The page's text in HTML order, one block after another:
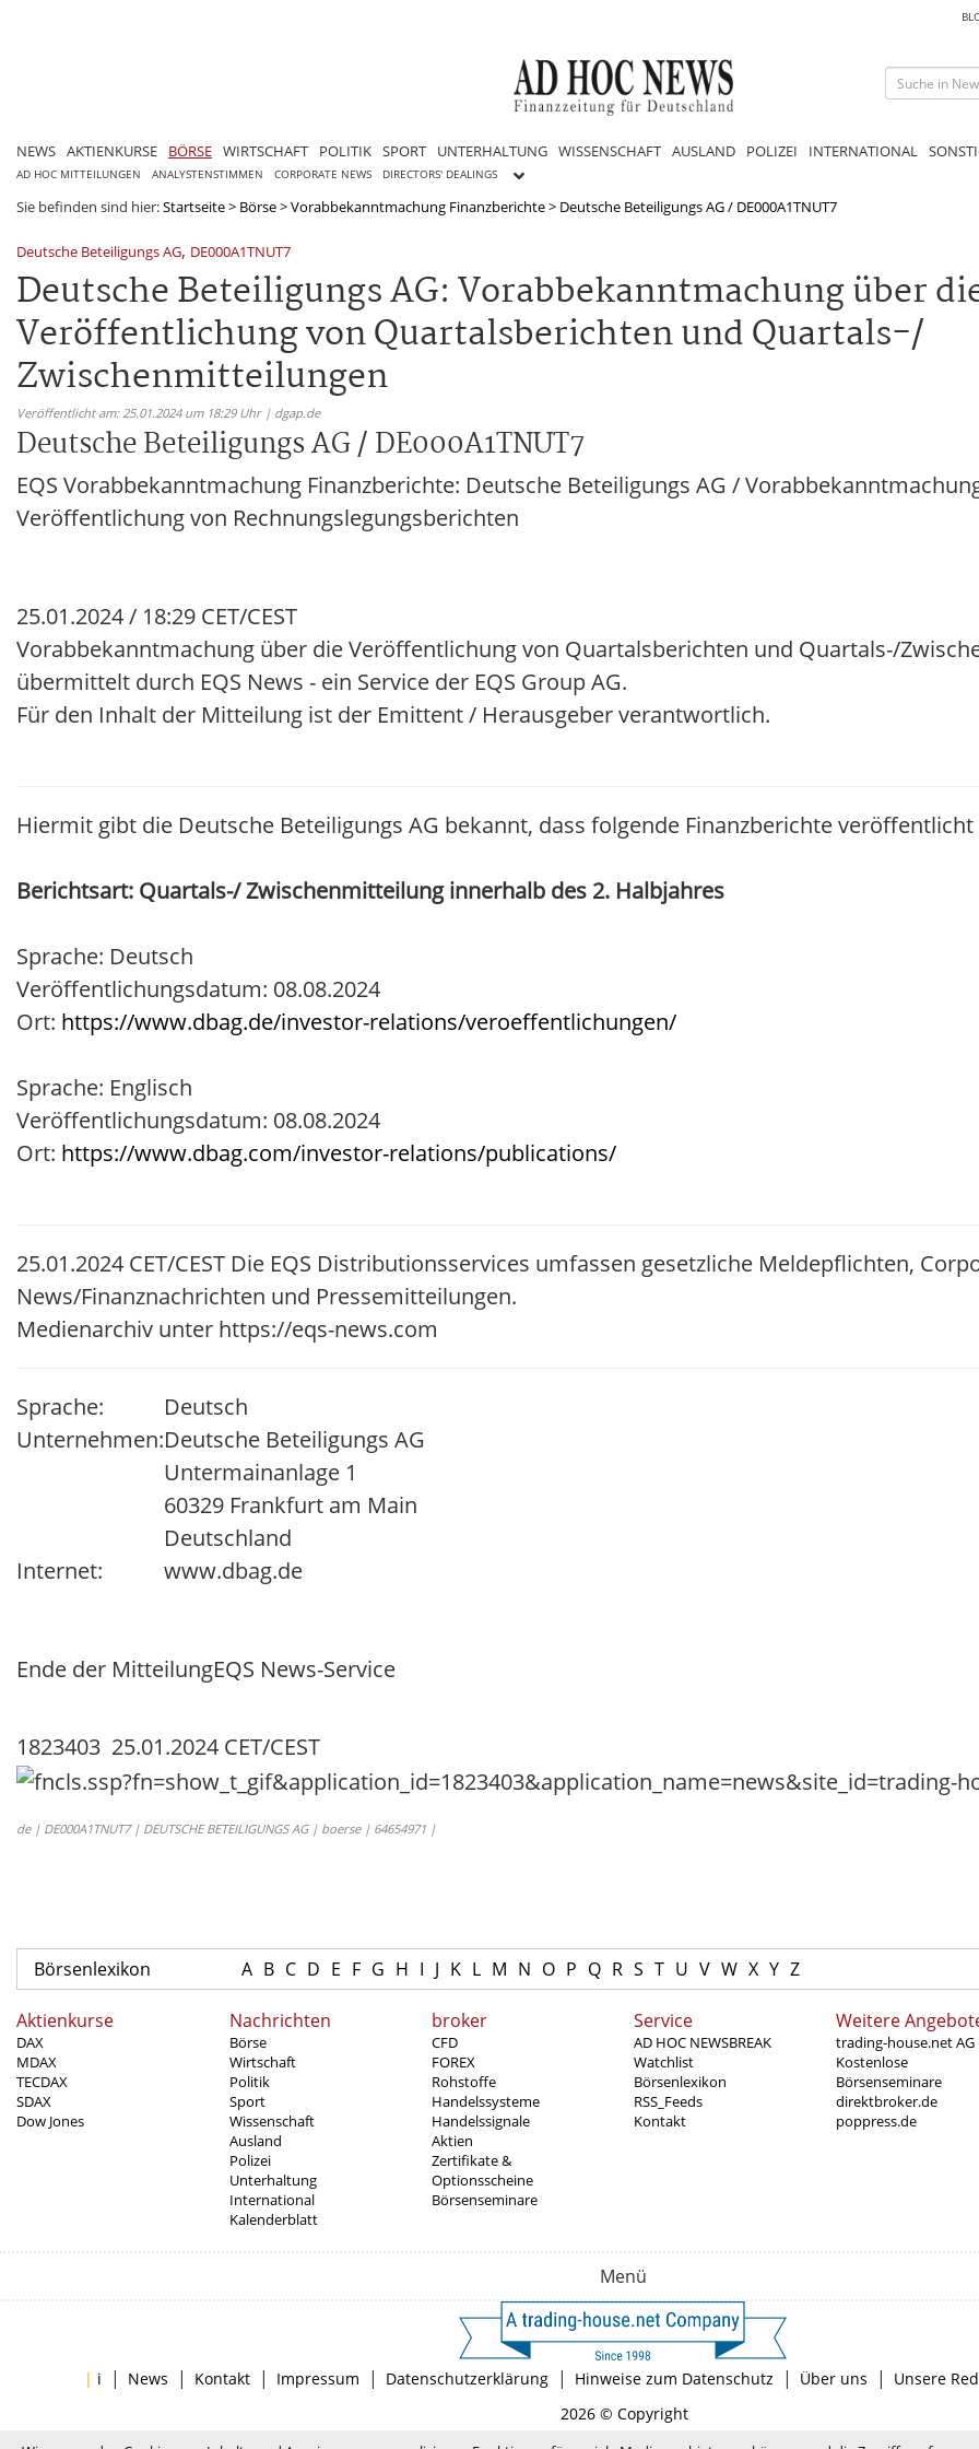
NEWS AKTIENKURSE BÖRSE WIRTSCHAFT POLITIK SPORT UNTERHALTUNG WISSENSCHAFT AUSLAND POLIZEI INTERNATIONAL
AD HOC MITTEILUNGEN ANALYSTENSTIMMEN CORPORATE NEWS DIRECTORS' DEALINGS
Sie befinden sind hier:Startseite> Börse>Vorabbekanntmachung Finanzberichte> Deutsche Beteiligungs AG / DE000A1TNUT7
Deutsche Beteiligungs AG, DE000A1TNUT7
Deutsche Beteiligungs AG: Vorabbekanntmachung über
Veröffentlichung von Quartalsberichten und Quartals-/
Zwischenmitteilungen
Veröffentlicht am: 25.01.2024 um 18:29 Uhr | dgap.de
Deutsche Beteiligungs AG / DE000A1TNUT7
EQS Vorabbekanntmachung Finanzberichte: Deutsche Beteiligungs AG /
Veröffentlichung von Rechnungslegungsberichten
25.01.2024 / 18:29 CET/CEST
Vorabbekanntmachung über die Veröffentlichung von Quartalsberichten und Quartals-/
übermittelt durch EQS News - ein Service der EQS Group AG.
Für den Inhalt der Mitteilung ist der Emittent / Herausgeber verantwortlich.
Hiermit gibt die Deutsche Beteiligungs AG bekannt, dass folgende Finanzberichte
Berichtsart: Quartals-/ Zwischenmitteilung innerhalb des 2. Halbjahres
Sprache: Deutsch
Veröffentlichungsdatum: 08.08.2024
Ort: https://www.dbag.de/investor-relations/veroeffentlichungen/
Sprache: Englisch
Veröffentlichungsdatum: 08.08.2024
Ort: https://www.dbag.com/investor-relations/publications/
25.01.2024 CET/CEST Die EQS Distributionsservices umfassen gesetzliche Meldepflichten,
News/Finanznachrichten und Pressemitteilungen.
Medienarchiv unter https://eqs-news.com
Sprache:
Deutsch
Unternehmen:Deutsche Beteiligungs AG
Untermainanlage 1
60329 Frankfurt am Main
Deutschland
Internet:
www.dbag.de
Ende der MitteilungEQS News-Service
1823403 25.01.2024 CET/CEST
de | DE000A1TNUT7 | DEUTSCHE BETEILIGUNGS AG | boerse | 64654971 |
Börsenlexikon A B C D E F G H I J K L M N O P Q R S T U V W X Y Z
Aktienkurse
DAX
MDAX
TECDAX
SDAX
Dow Jones
Nachrichten
Börse
Wirtschaft
Politik
Sport
Wissenschaft
Ausland
Polizei
Unterhaltung
International
Kalenderblatt
broker
CFD
FOREX
Rohstoffe
Handelssysteme
Handelssignale
Aktien
Zertifikate &
Optionsscheine
Börsenseminare
Service
AD HOC NEWSBREAK
Watchlist
Börsenlexikon
RSS_Feeds
Kontakt
Weitere
trading-house.net AG
Kostenlose
Börsenseminare
direktbroker.de
poppress.de
Menü
| i | News | Kontakt | Impressum | Datenschutzerklärung | Hinweise zum Datenschutz | Über uns | Unsere
2026 © Copyright